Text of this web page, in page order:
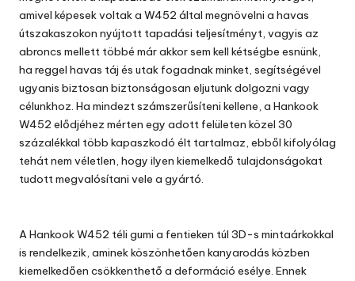
amivel képesek voltak a W452 által megnövelni a havas
útszakaszokon nyújtott tapadási teljesítményt, vagyis az
abroncs mellett többé már akkor sem kell kétségbe esnünk,
ha reggel havas táj és utak fogadnak minket, segítségével
ugyanis biztosan biztonságosan eljutunk dolgozni vagy
célunkhoz. Ha mindezt számszerűsíteni kellene, a Hankook
W452 elődjéhez mérten egy adott felületen közel 30
százalékkal több kapaszkodó élt tartalmaz, ebből kifolyólag
tehát nem véletlen, hogy ilyen kiemelkedő tulajdonságokat
tudott megvalósítani vele a gyártó.
A Hankook W452 téli gumi a fentieken túl 3D-s mintaárkokkal
is rendelkezik, aminek köszönhetően kanyarodás közben
kiemelkedően csökkenthető a deformáció esélye. Ennek